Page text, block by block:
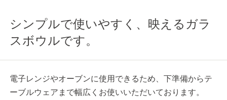
シンプルで使いやすく、映えるガラ
スボウルです。
電子レンジやオーブンに使用できるため、下準備からテ
ーブルウェアまで幅広くお使いいただいております。